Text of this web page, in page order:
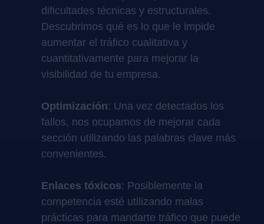
dificultades técnicas y estructurales.
Descubrimos qué es lo que le impide
aumentar el tráfico cualitativa y
cuantitativamente para mejorar la
visibilidad de tu empresa.
Optimización: Una vez detectados los
fallos, nos ocupamos de mejorar cada
sección utilizando las palabras clave más
convenientes.
Enlaces tóxicos: Posiblemente la
competencia esté utilizando malas
prácticas para mandarte tráfico que puede